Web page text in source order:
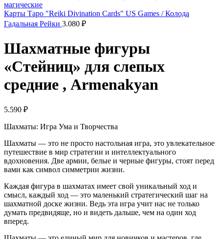
Карты Таро "Reiki Divination Cards" US Games / Колода
Гадальная Рейки 3.080 ₽
Шахматные фигуры
«Стейниц» для слепых
средние , Armenakyan
5.590 ₽
Шахматы: Игра Ума и Творчества
Шахматы — это не просто настольная игра, это увлекательное
путешествие в мир стратегии и интеллектуального
вдохновения. Две армии, белые и черные фигуры, стоят перед
вами как символ симметрии жизни.
Каждая фигура в шахматах имеет свой уникальный ход и
смысл, каждый ход — это маленький стратегический шаг на
шахматной доске жизни. Ведь эта игра учит нас не только
думать предвидяще, но и видеть дальше, чем на один ход
вперед.